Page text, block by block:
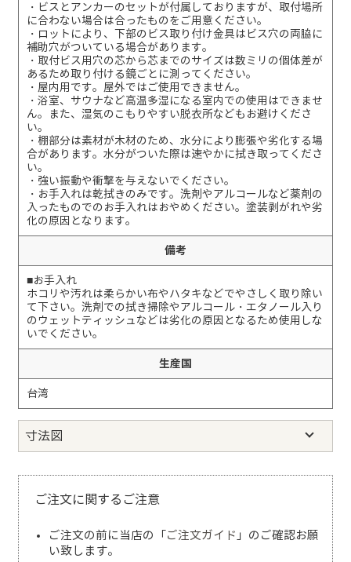
・ビスとアンカーのセットが付属しておりますが、取付場所
に合わない場合は合ったものをご用意ください。
・ロットにより、下部のビス取り付け金具はビス穴の両脇に
補助穴がついている場合があります。
・取付ビス用穴の芯から芯までのサイズは数ミリの個体差が
あるため取り付ける鏡ごとに測ってください。
・屋内用です。屋外ではご使用できません。
・浴室、サウナなど高温多湿になる室内での使用はできませ
ん。また、湿気のこもりやすい脱衣所などもお避けくださ
い。
・棚部分は素材が木材のため、水分により膨張や劣化する場
合があります。水分がついた際は速やかに拭き取ってくださ
い。
・強い振動や衝撃を与えないでください。
・お手入れは乾拭きのみです。洗剤やアルコールなど薬剤の
入ったものでのお手入れはおやめください。塗装剥がれや劣
化の原因となります。
備考
■お手入れ
ホコリや汚れは柔らかい布やハタキなどでやさしく取り除い
て下さい。洗剤での拭き掃除やアルコール・エタノール入り
のウェットティッシュなどは劣化の原因となるため使用しな
いでください。
生産国
台湾
寸法図
ご注文に関するご注意
ご注文の前に当店の「 ご注文ガイド 」のご確認お願
い致します。